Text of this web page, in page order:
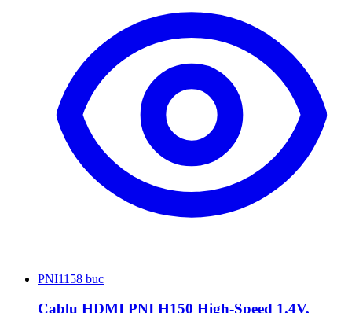
PNI1158 buc
Cablu HDMI PNI H150 High-Speed 1.4V,